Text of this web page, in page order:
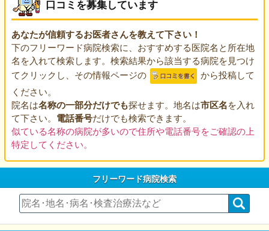
口コミを募集しています
あなたが信頼するお医者さんを教えて下さい！
下のフリーワード病院検索に、おすすめする医院名と所在地
名を入れて検索します。検索結果から該当する病院を見つけ
てクリックし、その情報ページの
から投稿して
ください。
院名は名称の一部分だけでも探せます。地名は市区名を入れ
て下さい。 電話番号だけでも検索できます。
似ている名称の病院が多いので住所や電話番号をご確認の上
特定してください。
フリーワード病院検索